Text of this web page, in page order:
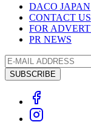
DACO JAPAN
CONTACT US
FOR
PR NEWS